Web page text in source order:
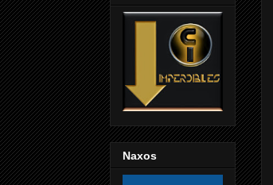
Naxos